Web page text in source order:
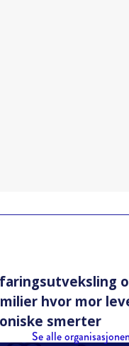
hvor mor
smerter
Se alle